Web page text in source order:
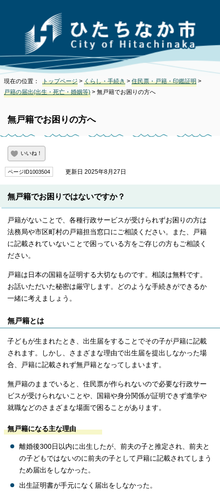
現在の位置： トップページ > くらし・手続き > 住民票・戸籍・印鑑証明 >
戸籍の届出(出生・死亡・婚姻等) > 無戸籍でお困りの方へ
無戸籍でお困りの方へ
いいね！
ページID1003504 更新日 2025年8月27日
無戸籍でお困りではないですか？
戸籍がないことで、各種行政サービスが受けられずお困りの方は
法務局や市区町村の戸籍担当窓口にご相談ください。また、戸籍
に記載されていないことで困っている方をご存じの方もご相談く
ださい。
戸籍は日本の国籍を証明する大切なものです。相談は無料です。
お話いただいた秘密は厳守します。どのような手続きができるか
一緒に考えましょう。
無戸籍とは
子どもが生まれたとき、出生届をすることでその子が戸籍に記載
されます。しかし、さまざまな理由で出生届を提出しなかった場
合、戸籍に記載されず無戸籍となってしまいます。
無戸籍のままでいると、住民票が作られないので必要な行政サー
ビスが受けられないことや、国籍や身分関係が証明できず進学や
就職などのさまざまな場面で困ることがあります。
無戸籍になる主な理由
離婚後300日以内に出生したが、前夫の子と推定され、前夫と
の子どもではないのに前夫の子として戸籍に記載されてしまう
ため届出をしなかった。
出生証明書が手元になく届出をしなかった。